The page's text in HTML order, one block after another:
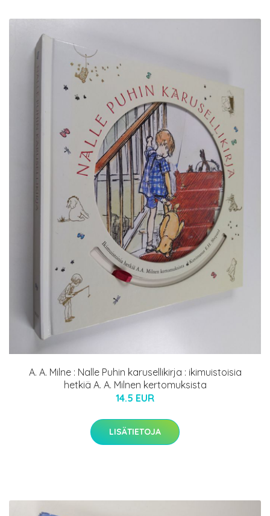
A. A. Milne : Nalle Puhin karusellikirja : ikimuistoisia
hetkiä A. A. Milnen kertomuksista
14.5 EUR
LISÄTIETOJA